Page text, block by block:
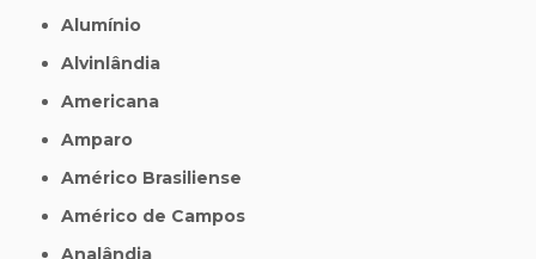
Alumínio
Alvinlândia
Americana
Amparo
Américo Brasiliense
Américo de Campos
Analândia